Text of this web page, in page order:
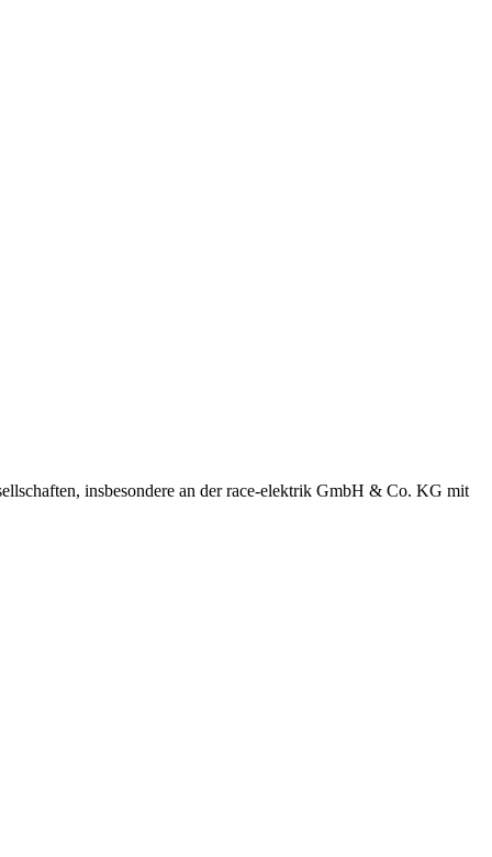
insbesondere an der race-elektrik GmbH & Co. KG mit